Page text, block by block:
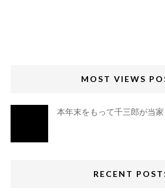
MOST VIEWS
本年末をもって千三郎が当家
RECENT